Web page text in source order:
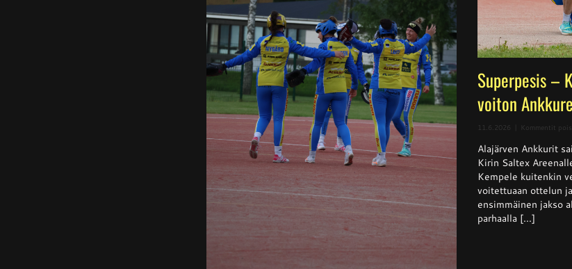
Superpesis –
voiton
11.6.2026 Kommentit pois
Alajärven Ankkurit
Kirin Saltex
Kempele kuitenkin
voitettuaan ottelun
ensimmäinen jakso
parhaalla [...]